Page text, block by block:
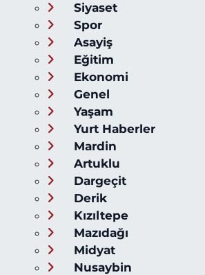
Siyaset
Spor
Asayiş
Eğitim
Ekonomi
Genel
Yaşam
Yurt Haberler
Mardin
Artuklu
Dargeçit
Derik
Kızıltepe
Mazıdağı
Midyat
Nusaybin